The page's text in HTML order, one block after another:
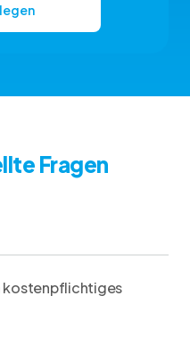
Fragen
kostenpflichtiges